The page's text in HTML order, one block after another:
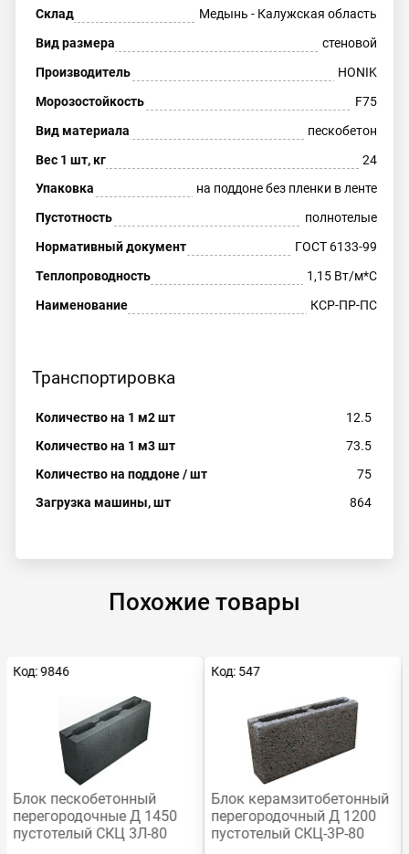
Склад
Медынь - Калужская область
Вид размера
стеновой
Производитель
HONIK
Морозостойкость
F75
Вид материала
пескобетон
Вес 1 шт, кг
24
Упаковка
на поддоне без пленки в ленте
Пустотность
полнотелые
Нормативный документ
ГОСТ 6133-99
Теплопроводность
1,15 Вт/м*С
Наименование
КСР-ПР-ПС
Транспортировка
Количество на 1 м2 шт
12.5
Количество на 1 м3 шт
73.5
Количество на поддоне / шт
75
Загрузка машины, шт
864
Похожие товары
Код: 9846
Блок пескобетонный
перегородочные Д 1450
пустотелый СКЦ 3Л-80
Код: 547
Блок керамзитобетонный
перегородочный Д 1200
пустотелый СКЦ-3Р-80